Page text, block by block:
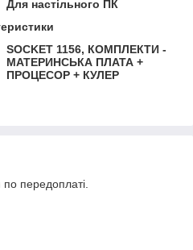
Для настільного ПК
SOCKET 1156, КОМПЛЕКТИ -
МАТЕРИНСЬКА ПЛАТА +
ПРОЦЕСОР + КУЛЕР
по передоплаті.